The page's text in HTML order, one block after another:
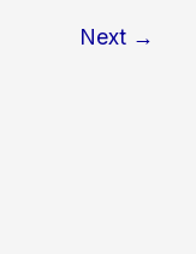
Next →